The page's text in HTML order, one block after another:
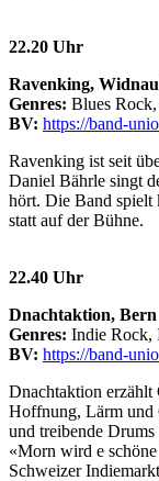
22.20 Uhr
Ravenking,
Genres: Blues
BV: https://band-
Ravenking ist seit
Daniel Bährle singt
hört. Die Band spielt
statt auf der Bühne.
22.40 Uhr
Dnachtaktion, Bern
Genres: Indie Rock,
BV: https://band-
Dnachtaktion erzählt
Hoffnung, Lärm und
und treibende
«Morn wird e
Schweizer